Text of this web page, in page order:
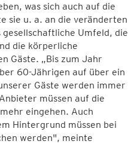
was sich auch auf die
sie u. a. an die veränderten
Umfeld, die
die körperliche
Gäste. „Bis zum Jahr
60-Jährigen auf über ein
Gäste werden immer
müssen auf die
eingehen. Auch
Hintergrund müssen bei
werden", meinte